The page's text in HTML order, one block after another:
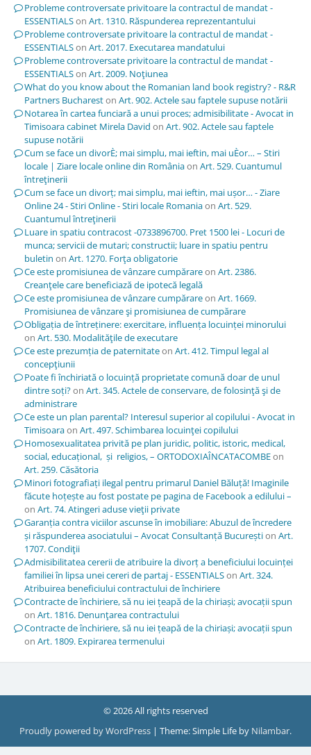
Probleme controversate privitoare la contractul de mandat -
ESSENTIALSon Art. 1310. Răspunderea reprezentantului
Probleme controversate privitoare la contractul de mandat -
ESSENTIALSon Art. 2017. Executarea mandatului
Probleme controversate privitoare la contractul de mandat -
ESSENTIALSon Art. 2009. Noţiunea
What do you know about the Romanian land book registry? - R&R
Partners Buchareston Art. 902. Actele sau faptele supuse notării
Notarea în cartea funciară a unui proces; admisibilitate - Avocat in
Timisoara cabinet Mirela David on Art. 902. Actele sau faptele
supuse notării
Cum se face un divorÈ; mai simplu, mai ieftin, mai uÈor… – Stiri
locale | Ziare locale online din Româniaon Art. 529. Cuantumul
întreţinerii
Cum se face un divorț; mai simplu, mai ieftin, mai ușor… - Ziare
Online 24 - Stiri Online - Stiri locale Romaniaon Art. 529.
Cuantumul întreţinerii
Luare in spatiu contracost -0733896700. Pret 1500 lei - Locuri de
munca; servicii de mutari; constructii; luare in spatiu pentru
buletin on Art. 1270. Forţa obligatorie
Ce este promisiunea de vânzare cumpărareon Art. 2386.
Creanţele care beneficiază de ipotecă legală
Ce este promisiunea de vânzare cumpărareon Art. 1669.
Promisiunea de vânzare şi promisiunea de cumpărare
Obligația de întreținere: exercitare, influența locuinței minorului
on Art. 530. Modalităţile de executare
Ce este prezumția de paternitateon Art. 412. Timpul legal al
concepţiunii
Poate fi închiriată o locuință proprietate comună doar de unul
dintre soți?on Art. 345. Actele de conservare, de folosinţă şi de
administrare
Ce este un plan parental? Interesul superior al copilului - Avocat in
Timisoaraon Art. 497. Schimbarea locuinţei copilului
Homosexualitatea privită pe plan juridic, politic, istoric, medical,
social, educațional, și religios, – ORTODOXIAÎNCATACOMBEon
Art. 259. Căsătoria
Minori fotografiați ilegal pentru primarul Daniel Băluță! Imaginile
făcute hoțește au fost postate pe pagina de Facebook a edilului –
on Art. 74. Atingeri aduse vieţii private
Garanția contra viciilor ascunse în imobiliare: Abuzul de încredere
și răspunderea asociatului – Avocat Consultanță Bucureștion Art.
1707. Condiţii
Admisibilitatea cererii de atribuire la divorț a beneficiului locuinței
familiei în lipsa unei cereri de partaj - ESSENTIALSon Art. 324.
Atribuirea beneficiului contractului de închiriere
Contracte de închiriere, să nu iei țeapă de la chiriași; avocații spun
on Art. 1816. Denunţarea contractului
Contracte de închiriere, să nu iei țeapă de la chiriași; avocații spun
on Art. 1809. Expirarea termenului
© 2026 All rights reserved
Proudly powered by WordPress | Theme: Simple Life by Nilambar.